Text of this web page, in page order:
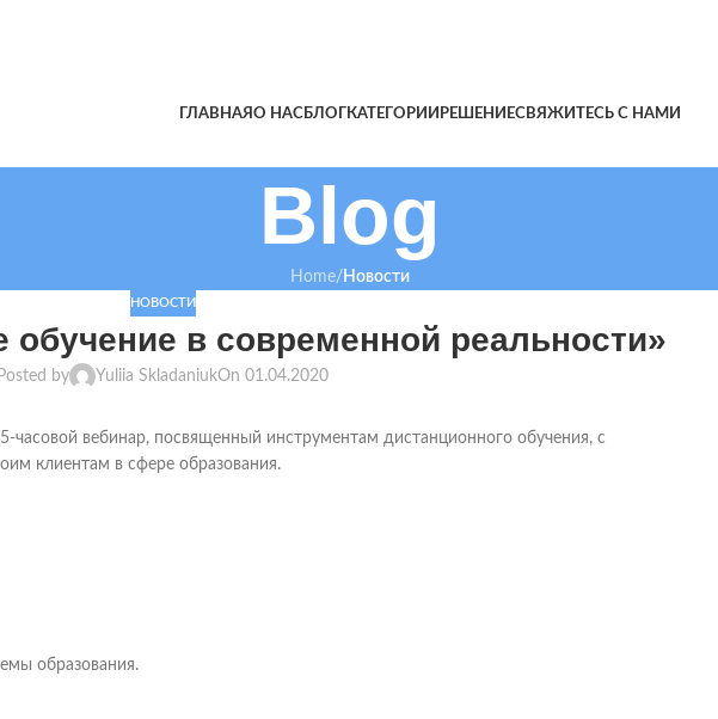
ГЛАВНАЯ О НАСБЛОГКАТЕГОРИИ РЕШЕНИЕСВЯЖИТЕСЬ С НАМИ
Blog
Home/ Новости
НОВОСТИ
обучение в современной реальности»
Posted by Yuliia SkladaniukOn 01.04.2020
часовой вебинар, посвященный инструментам дистанционного обучения, с
клиентам в сфере образования.
образования.